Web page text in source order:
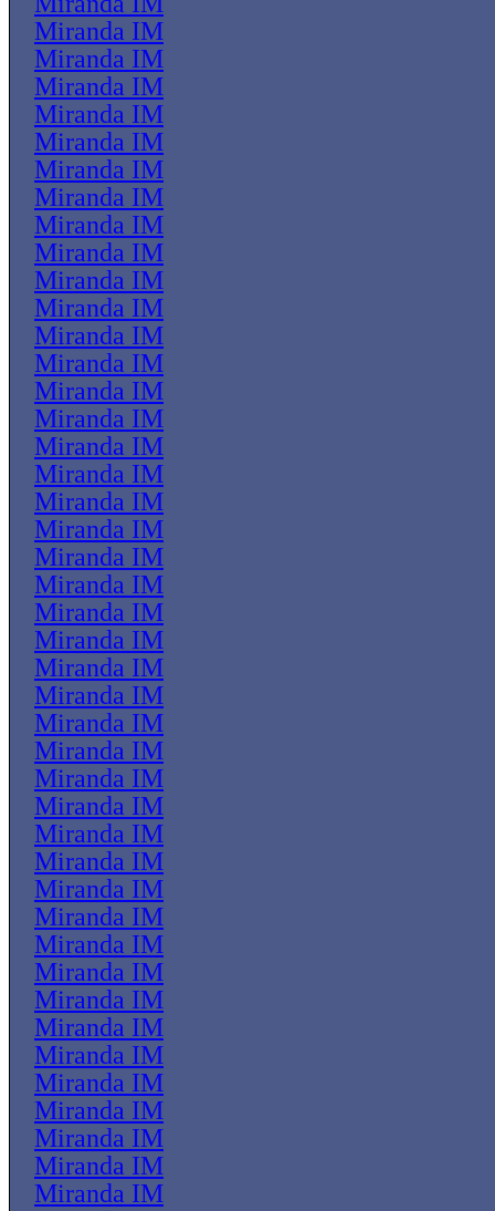
Miranda IM
Miranda IM
Miranda IM
Miranda IM
Miranda IM
Miranda IM
Miranda IM
Miranda IM
Miranda IM
Miranda IM
Miranda IM
Miranda IM
Miranda IM
Miranda IM
Miranda IM
Miranda IM
Miranda IM
Miranda IM
Miranda IM
Miranda IM
Miranda IM
Miranda IM
Miranda IM
Miranda IM
Miranda IM
Miranda IM
Miranda IM
Miranda IM
Miranda IM
Miranda IM
Miranda IM
Miranda IM
Miranda IM
Miranda IM
Miranda IM
Miranda IM
Miranda IM
Miranda IM
Miranda IM
Miranda IM
Miranda IM
Miranda IM
Miranda IM